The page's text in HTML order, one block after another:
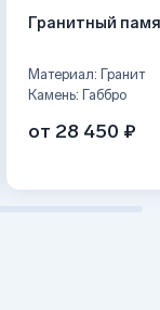
Гранитный
Материал: Гранит
Камень: Габбро
от 28 450 ₽